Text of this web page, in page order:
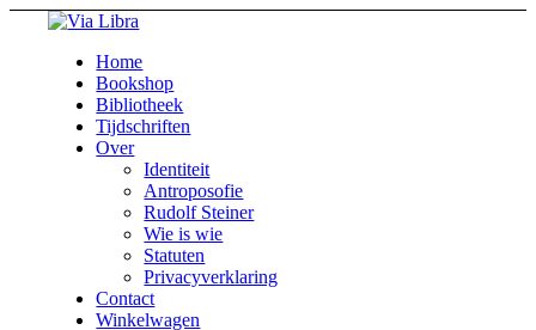
Home
Bookshop
Bibliotheek
Tijdschriften
Over
Identiteit
Antroposofie
Rudolf Steiner
Wie is wie
Statuten
Privacyverklaring
Contact
Winkelwagen